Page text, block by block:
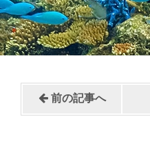
前の記事へ